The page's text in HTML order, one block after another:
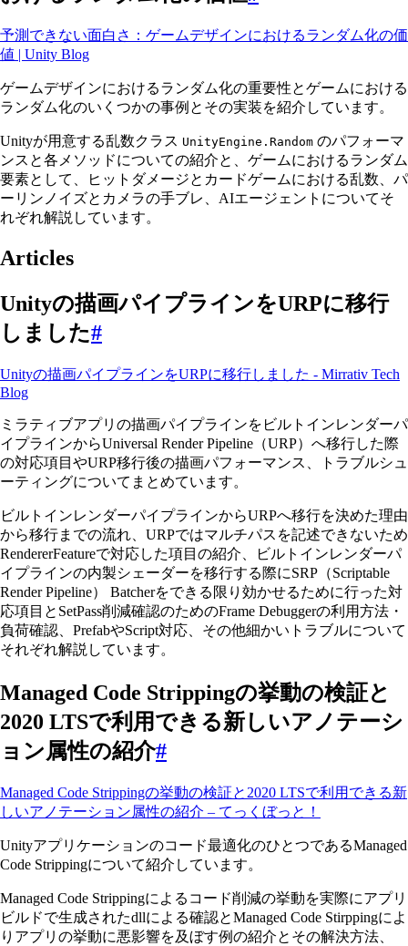
予測できない面白さ：ゲームデザインにおけるランダム化の価
値 | Unity Blog
ゲームデザインにおけるランダム化の重要性とゲームにおける
ランダム化のいくつかの事例とその実装を紹介しています。
Unityが用意する乱数クラス UnityEngine.Random のパフォーマ
ンスと各メソッドについての紹介と、ゲームにおけるランダム
要素として、ヒットダメージとカードゲームにおける乱数、パ
ーリンノイズとカメラの手ブレ、AIエージェントについてそ
れぞれ解説しています。
Articles
Unityの描画パイプラインをURPに移行
しました#
Unityの描画パイプラインをURPに移行しました - Mirrativ Tech
Blog
ミラティブアプリの描画パイプラインをビルトインレンダーパ
イプラインからUniversal Render Pipeline（URP）へ移行した際
の対応項目やURP移行後の描画パフォーマンス、トラブルシュ
ーティングについてまとめています。
ビルトインレンダーパイプラインからURPへ移行を決めた理由
から移行までの流れ、URPではマルチパスを記述できないため
RendererFeatureで対応した項目の紹介、ビルトインレンダーパ
イプラインの内製シェーダーを移行する際にSRP（Scriptable
Render Pipeline） Batcherをできる限り効かせるために行った対
応項目とSetPass削減確認のためのFrame Debuggerの利用方法・
負荷確認、PrefabやScript対応、その他細かいトラブルについて
それぞれ解説しています。
Managed Code Strippingの挙動の検証と
2020 LTSで利用できる新しいアノテーシ
ョン属性の紹介#
Managed Code Strippingの挙動の検証と2020 LTSで利用できる新
しいアノテーション属性の紹介 – てっくぼっと！
Unityアプリケーションのコード最適化のひとつであるManaged
Code Strippingについて紹介しています。
Managed Code Strippingによるコード削減の挙動を実際にアプリ
ビルドで生成されたdllによる確認とManaged Code Stirppingによ
りアプリの挙動に悪影響を及ぼす例の紹介とその解決方法、